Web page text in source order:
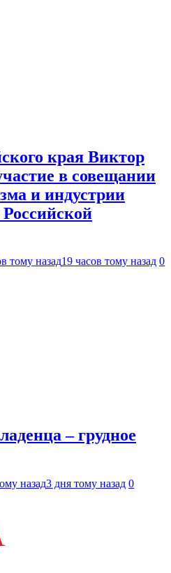
края Виктор
в совещании
и индустрии
тому назад19 часов тому назад 0
– грудное
назад3 дня тому назад 0